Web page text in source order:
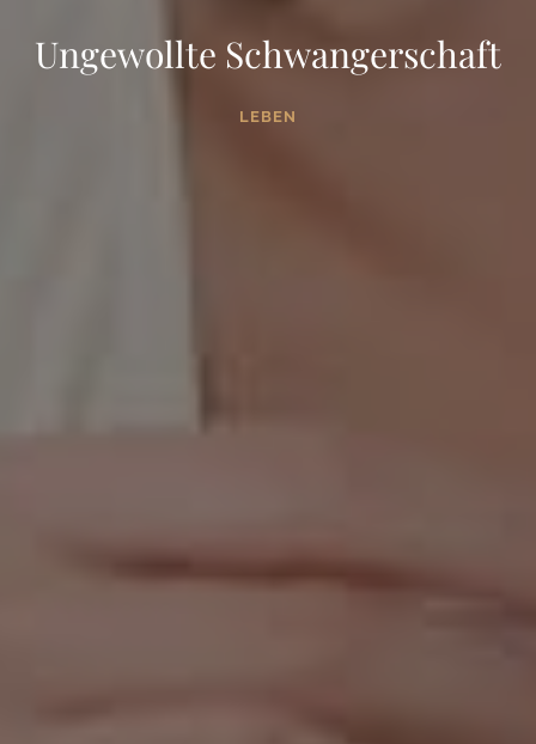
Ungewollte Schwangerschaft
LEBEN